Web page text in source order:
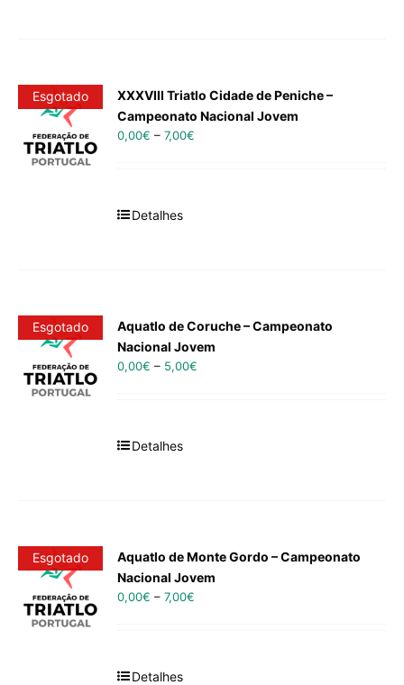
Esgotado
XXXVIII Triatlo Cidade de Peniche –
Campeonato Nacional Jovem
0,00€ –7,00€
Detalhes
Esgotado
Aquatlo de Coruche – Campeonato
Nacional Jovem
0,00€ – 5,00€
Detalhes
Esgotado
Aquatlo de Monte Gordo – Campeonato
Nacional Jovem
0,00€ –7,00€
Detalhes